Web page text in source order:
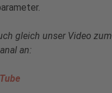
gleich unser Video zum
an: